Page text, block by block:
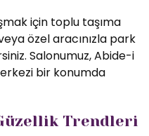
için toplu taşıma
özel aracınızla park
Salonumuz, Abide-i
bir konumda
Trendleri